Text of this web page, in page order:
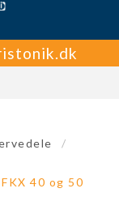
/
40 og 50